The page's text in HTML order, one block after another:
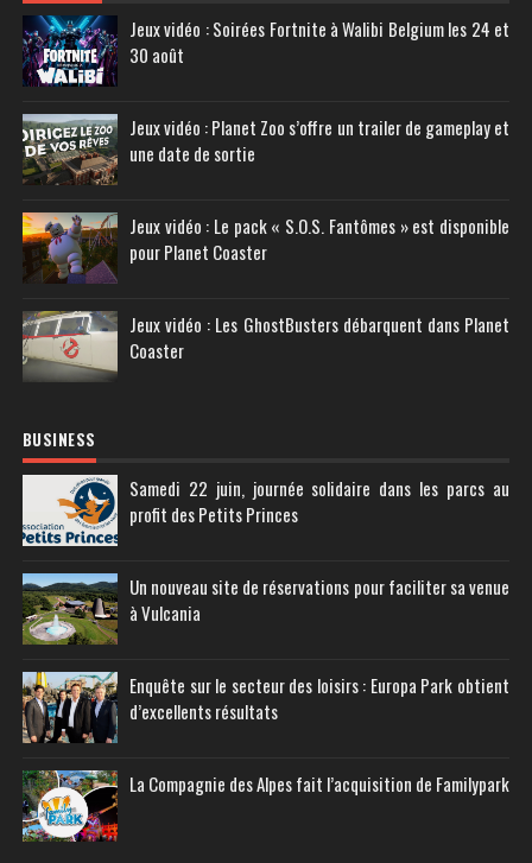
Jeux vidéo : Soirées Fortnite à Walibi Belgium les 24 et
30 août
Jeux vidéo : Planet Zoo s’offre un trailer de gameplay et
une date de sortie
Jeux vidéo : Le pack « S.O.S. Fantômes » est disponible
pour Planet Coaster
Jeux vidéo : Les GhostBusters débarquent dans Planet
Coaster
BUSINESS
Samedi 22 juin, journée solidaire dans les parcs au
profit des Petits Princes
Un nouveau site de réservations pour faciliter sa venue
à Vulcania
Enquête sur le secteur des loisirs : Europa Park obtient
d’excellents résultats
La Compagnie des Alpes fait l’acquisition de Familypark